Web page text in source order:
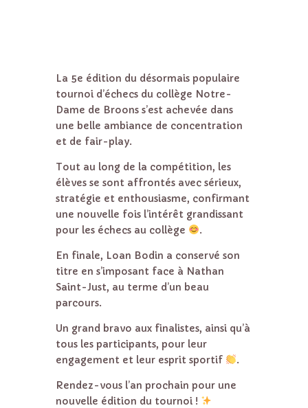
La 5e édition du désormais populaire
tournoi d’échecs du collège Notre-
Dame de Broons s’est achevée dans
une belle ambiance de concentration
et de fair-play.
Tout au long de la compétition, les
élèves se sont affrontés avec sérieux,
stratégie et enthousiasme, confirmant
une nouvelle fois l’intérêt grandissant
pour les échecs au collège
.
En finale, Loan Bodin a conservé son
titre en s’imposant face à Nathan
Saint-Just, au terme d’un beau
parcours.
Un grand bravo aux finalistes, ainsi qu’à
tous les participants, pour leur
engagement et leur esprit sportif
.
Rendez-vous l’an prochain pour une
nouvelle édition du tournoi !